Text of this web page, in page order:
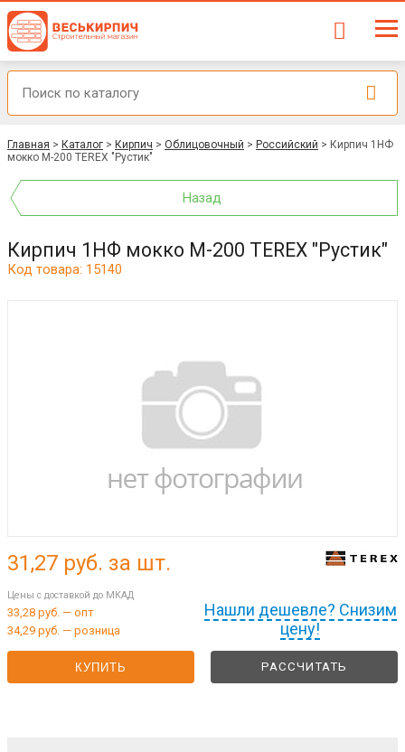
Главная > Каталог > Кирпич > Облицовочный > Российский > Кирпич 1НФ
мокко М-200 TEREX "Рустик"
Назад
Кирпич 1НФ мокко М-200 TEREX "Рустик"
Код товара: 15140
Нашли дешевле? Снизим
цену!
31,27 руб. за шт.
Цены с доставкой до МКАД
33,28 руб. — опт
34,29 руб. — розница
КУПИТЬ РАССЧИТАТЬ